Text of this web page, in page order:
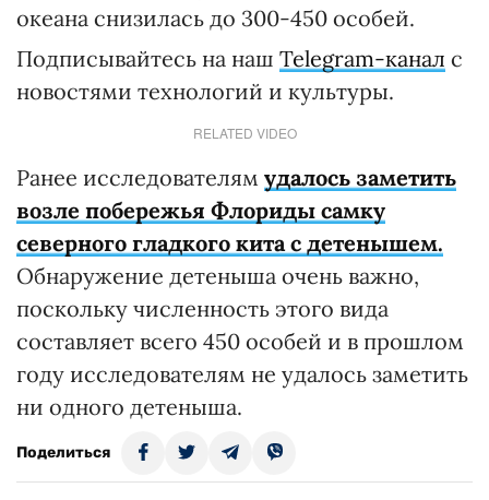
океана снизилась до 300-450 особей.
Подписывайтесь на наш Telegram-канал с
новостями технологий и культуры.
RELATED VIDEO
Ранее исследователям удалось заметить
возле побережья Флориды самку
северного гладкого кита с детенышем.
Обнаружение детеныша очень важно,
поскольку численность этого вида
составляет всего 450 особей и в прошлом
году исследователям не удалось заметить
ни одного детеныша.
Поделиться